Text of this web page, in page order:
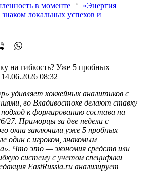
в моменте
«Энергия
локальных успехов и
на гибкость? Уже 5 пробных
14.06.2026 08:32
удивляет хоккейных аналитиков с
во Владивостоке делают ставку
к формированию состава на
27. Приморцы за две недели с
окна заключили уже 5 пробных
один с игроком, знакомым
Что это — экономия средств или
систему с учетом специфики
EastRussia.ru анализирует